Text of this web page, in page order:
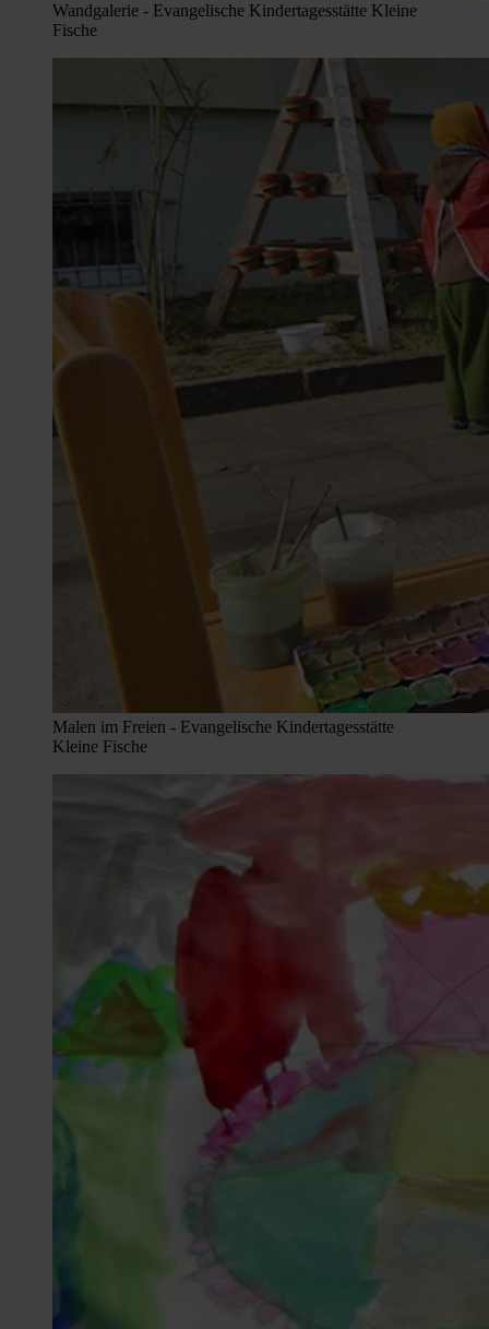
Wandgalerie - Evangelische Kindertagesstätte Kleine
Fische
Malen im Freien - Evangelische Kindertagesstätte
Kleine Fische